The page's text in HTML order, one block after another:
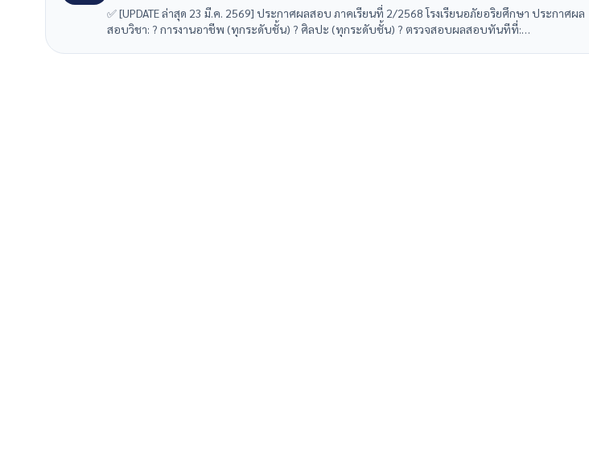
✅ [UPDATE ล่าสุด 23 มี.ค. 2569] ประกาศผลสอบ ภาคเรียนที่ 2/2568 โรงเรียนอภัยอริยศึกษา ประกาศผล
สอบวิชา: ?️ การงานอาชีพ (ทุกระดับชั้น) ? ศิลปะ (ทุกระดับชั้น) ? ตรวจสอบผลสอบทันทีที่: